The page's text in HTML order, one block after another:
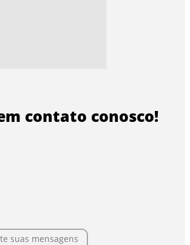
contato conosco!